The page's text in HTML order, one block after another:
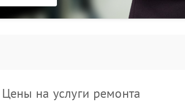
Цены на услуги ремонта